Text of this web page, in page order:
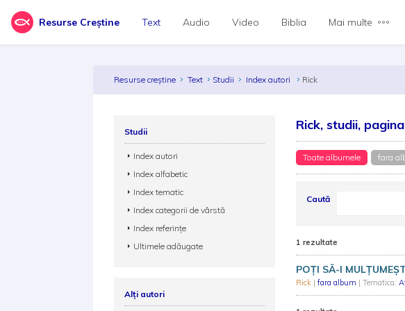
Resurse Creștine Text Audio Video Biblia Mai multe
Resurse creștine Text Studii Index autori Rick
Rick, studii,
Toate albumele fara
Caută
1 rezultate
POȚI SĂ-I
Rick | fara album | Tematica:
Studii
Index autori
Index alfabetic
Index tematic
Index categorii de vârstă
Index referințe
Ultimele adăugate
Alți autori